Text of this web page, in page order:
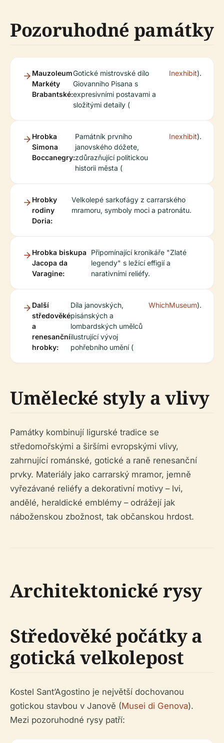
Pozoruhodné památky
Mauzoleum
Markéty
Brabantské:
Gotické mistrovské dílo
Giovanniho Pisana s
expresivními postavami a
složitými detaily (
Inexhibit).
Hrobka
Simona
Boccanegry:
Památník prvního
janovského dóžete,
zdůrazňující politickou
historii města (
Inexhibit).
Hrobky
rodiny
Doria:
Velkolepé sarkofágy z carrarského
mramoru, symboly moci a patronátu.
Hrobka biskupa
Jacopa da
Varagine:
Připomínající kronikáře "Zlaté
legendy" s ležící effigií a
narativními reliéfy.
Další
středověké
a
renesanční
hrobky:
Díla janovských,
pisánských a
lombardských umělců
ilustrující vývoj
pohřebního umění (
WhichMuseum).
Umělecké styly a vlivy
Památky kombinují ligurské tradice se
středomořskými a širšími evropskými vlivy,
zahrnující románské, gotické a raně renesanční
prvky. Materiály jako carrarský mramor, jemně
vyřezávané reliéfy a dekorativní motivy – lvi,
andělé, heraldické emblémy – odrážejí jak
náboženskou zbožnost, tak občanskou hrdost.
Architektonické rysy
Středověké počátky a
gotická velkolepost
Kostel Sant’Agostino je největší dochovanou
gotickou stavbou v Janově (Musei di Genova).
Mezi pozoruhodné rysy patří: